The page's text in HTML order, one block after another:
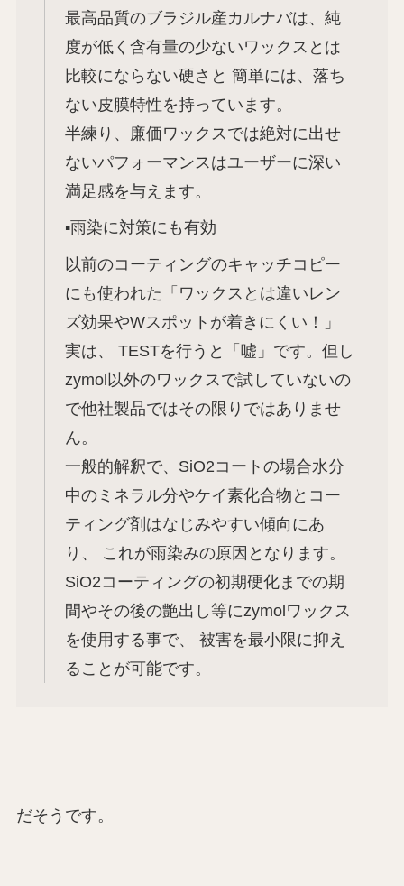
最高品質のブラジル産カルナバは、純
度が低く含有量の少ないワックスとは
比較にならない硬さと 簡単には、落ち
ない皮膜特性を持っています。
半練り、廉価ワックスでは絶対に出せ
ないパフォーマンスはユーザーに深い
満足感を与えます。
▪️雨染に対策にも有効
以前のコーティングのキャッチコピー
にも使われた「ワックスとは違いレン
ズ効果やWスポットが着きにくい！」
実は、 TESTを行うと「嘘」です。但し
zymol以外のワックスで試していないの
で他社製品ではその限りではありませ
ん。
一般的解釈で、SiO2コートの場合水分
中のミネラル分やケイ素化合物とコー
ティング剤はなじみやすい傾向にあ
り、 これが雨染みの原因となります。
SiO2コーティングの初期硬化までの期
間やその後の艶出し等にzymolワックス
を使用する事で、 被害を最小限に抑え
ることが可能です。
だそうです。